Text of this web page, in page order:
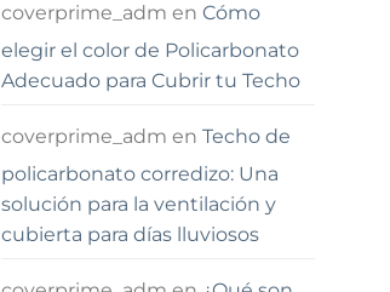
coverprime_adm en Cómo
elegir el color de Policarbonato
Adecuado para Cubrir tu Techo
coverprime_adm en Techo de
policarbonato corredizo: Una
solución para la ventilación y
cubierta para días lluviosos